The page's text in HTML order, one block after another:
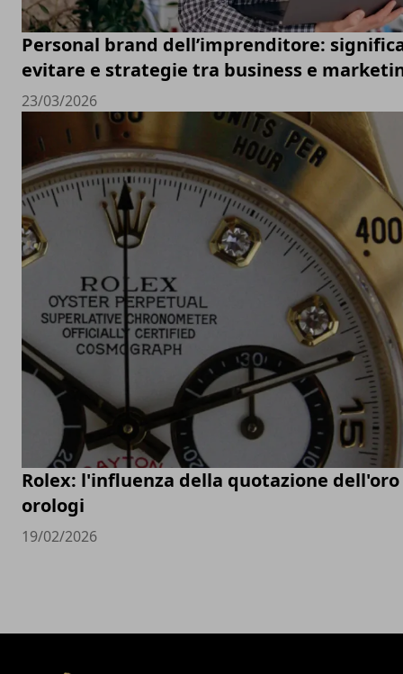
Personal brand dell’imprenditore:
evitare e strategie tra business e
23/03/2026
Rolex: l'influenza della quotazione
orologi
19/02/2026